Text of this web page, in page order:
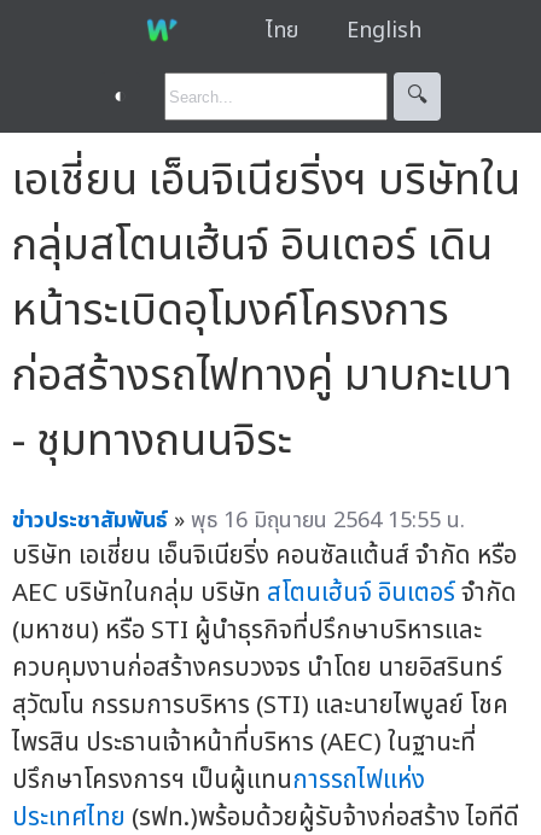
ไทย English
◐ 🔍︎
เอเชี่ยน เอ็นจิเนียริ่งฯ บริษัทใน
กลุ่มสโตนเฮ้นจ์ อินเตอร์ เดิน
หน้าระเบิดอุโมงค์โครงการ
ก่อสร้างรถไฟทางคู่ มาบกะเบา
- ชุมทางถนนจิระ
ข่าวประชาสัมพันธ์ »พุธ 16 มิถุนายน 2564 15:55 น.
บริษัท เอเชี่ยน เอ็นจิเนียริ่ง คอนซัลแต้นส์ จำกัด หรือ
AEC บริษัทในกลุ่ม บริษัท สโตนเฮ้นจ์ อินเตอร์จำกัด
(มหาชน) หรือ STI ผู้นำธุรกิจที่ปรึกษาบริหารและ
ควบคุมงานก่อสร้างครบวงจร นำโดย นายอิสรินทร์
สุวัฒโน กรรมการบริหาร (STI) และนายไพบูลย์ โชค
ไพรสิน ประธานเจ้าหน้าที่บริหาร (AEC) ในฐานะที่
ปรึกษาโครงการฯ เป็นผู้แทนการรถไฟแห่ง
ประเทศไทย (รฟท.)พร้อมด้วยผู้รับจ้างก่อสร้าง ไอทีดี